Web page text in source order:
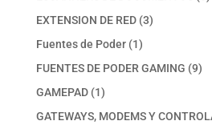
EXTENSION DE RED 33
Fuentes de Poder 11
producto
FUENTES DE PODER GAMING 99
GAMEPAD 11
producto
GATEWAYS, MODEMS Y